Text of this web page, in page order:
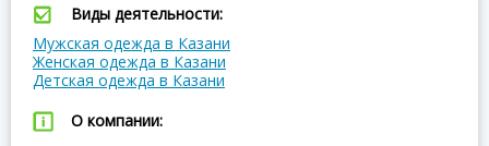
Виды деятельности:
Мужская одежда в Казани
Женская одежда в Казани
Детская одежда в Казани
О компании: